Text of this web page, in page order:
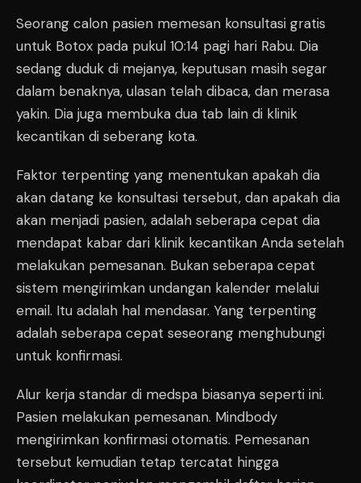
Seorang calon pasien memesan konsultasi gratis
untuk Botox pada pukul 10:14 pagi hari Rabu. Dia
sedang duduk di mejanya, keputusan masih segar
dalam benaknya, ulasan telah dibaca, dan merasa
yakin. Dia juga membuka dua tab lain di klinik
kecantikan di seberang kota.
Faktor terpenting yang menentukan apakah dia
akan datang ke konsultasi tersebut, dan apakah dia
akan menjadi pasien, adalah seberapa cepat dia
mendapat kabar dari klinik kecantikan Anda setelah
melakukan pemesanan. Bukan seberapa cepat
sistem mengirimkan undangan kalender melalui
email. Itu adalah hal mendasar. Yang terpenting
adalah seberapa cepat seseorang menghubungi
untuk konfirmasi.
Alur kerja standar di medspa biasanya seperti ini.
Pasien melakukan pemesanan. Mindbody
mengirimkan konfirmasi otomatis. Pemesanan
tersebut kemudian tetap tercatat hingga